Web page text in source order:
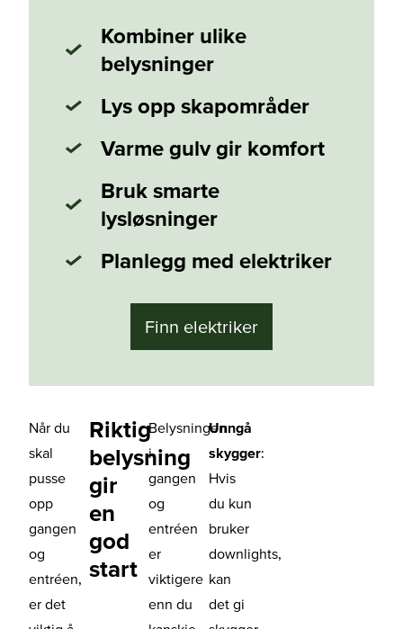
Kombiner ulike
belysninger
Lys opp skapområder
Varme gulv gir komfort
Bruk smarte
lysløsninger
Planlegg med elektriker
Finn elektriker
Når du
skal
pusse
opp
gangen
og
entréen,
er det
Riktig
belysning
gir
en
god
start
Belysningen
i
gangen
og
entréen
er
viktigere
enn du
Unngå
skygger:
Hvis
du kun
bruker
downlights,
kan
det gi